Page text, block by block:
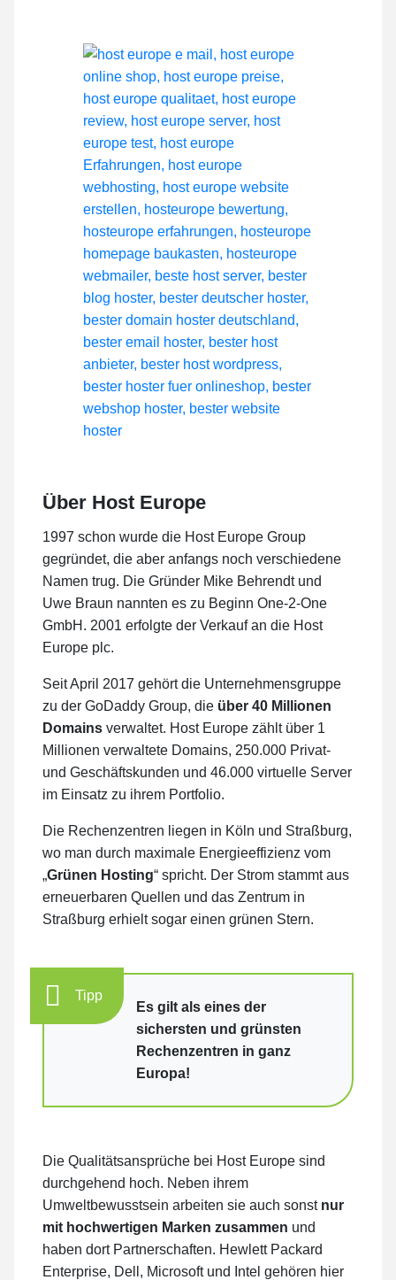
Über Host Europe
1997 schon wurde die Host Europe Group
gegründet, die aber anfangs noch verschiedene
Namen trug. Die Gründer Mike Behrendt und
Uwe Braun nannten es zu Beginn One-2-One
GmbH. 2001 erfolgte der Verkauf an die Host
Europe plc.
Seit April 2017 gehört die Unternehmensgruppe
zu der GoDaddy Group, die über 40 Millionen
Domains verwaltet. Host Europe zählt über 1
Millionen verwaltete Domains, 250.000 Privat-
und Geschäftskunden und 46.000 virtuelle Server
im Einsatz zu ihrem Portfolio.
Die Rechenzentren liegen in Köln und Straßburg,
wo man durch maximale Energieeffizienz vom
„Grünen Hosting“ spricht. Der Strom stammt aus
erneuerbaren Quellen und das Zentrum in
Straßburg erhielt sogar einen grünen Stern.
Tipp
Es gilt als eines der
sichersten und grünsten
Rechenzentren in ganz
Europa!
Die Qualitätsansprüche bei Host Europe sind
durchgehend hoch. Neben ihrem
Umweltbewusstsein arbeiten sie auch sonst nur
mit hochwertigen Marken zusammen und
haben dort Partnerschaften. Hewlett Packard
Enterprise, Dell, Microsoft und Intel gehören hier